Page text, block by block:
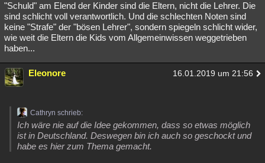
"Schuld" am Elend der Kinder sind die Eltern, nicht die Lehrer. Die
sind schlicht voll verantwortlich. Und die schlechten Noten sind
keine "Strafe" der "bösen Lehrer", sondern spiegeln schlicht wider,
wie weit die Eltern die Kids vom Allgemeinwissen weggetrieben
haben...
Eleonore 16.01.2019 um 21:56
Cathryn schrieb:
Ich wäre nie auf die Idee gekommen, dass so etwas möglich
ist in Deutschland. Deswegen bin ich auch so geschockt und
habe es hier zum Thema gemacht.